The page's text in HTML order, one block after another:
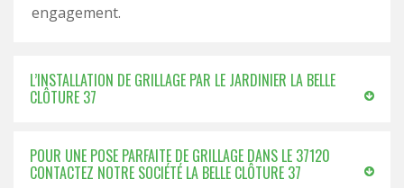
engagement.
L’INSTALLATION DE GRILLAGE PAR LE JARDINIER LA BELLE
CLÔTURE 37
POUR UNE POSE PARFAITE DE GRILLAGE DANS LE 37120
CONTACTEZ NOTRE SOCIÉTÉ LA BELLE CLÔTURE 37